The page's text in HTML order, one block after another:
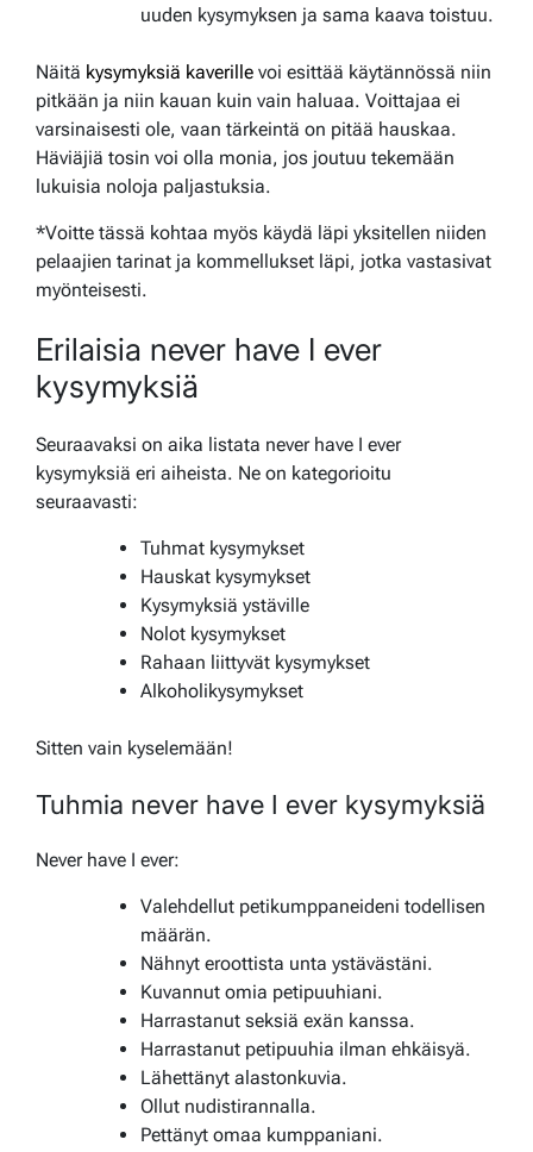
uuden kysymyksen ja sama kaava toistuu.
Näitä kysymyksiä kaverille voi esittää käytännössä niin
pitkään ja niin kauan kuin vain haluaa. Voittajaa ei
varsinaisesti ole, vaan tärkeintä on pitää hauskaa.
Häviäjiä tosin voi olla monia, jos joutuu tekemään
lukuisia noloja paljastuksia.
*Voitte tässä kohtaa myös käydä läpi yksitellen niiden
pelaajien tarinat ja kommellukset läpi, jotka vastasivat
myönteisesti.
Erilaisia never have I ever
kysymyksiä
Seuraavaksi on aika listata never have I ever
kysymyksiä eri aiheista. Ne on kategorioitu
seuraavasti:
Tuhmat kysymykset
Hauskat kysymykset
Kysymyksiä ystäville
Nolot kysymykset
Rahaan liittyvät kysymykset
Alkoholikysymykset
Sitten vain kyselemään!
Tuhmia never have I ever kysymyksiä
Never have I ever:
Valehdellut petikumppaneideni todellisen
määrän.
Nähnyt eroottista unta ystävästäni.
Kuvannut omia petipuuhiani.
Harrastanut seksiä exän kanssa.
Harrastanut petipuuhia ilman ehkäisyä.
Lähettänyt alastonkuvia.
Ollut nudistirannalla.
Pettänyt omaa kumppaniani.